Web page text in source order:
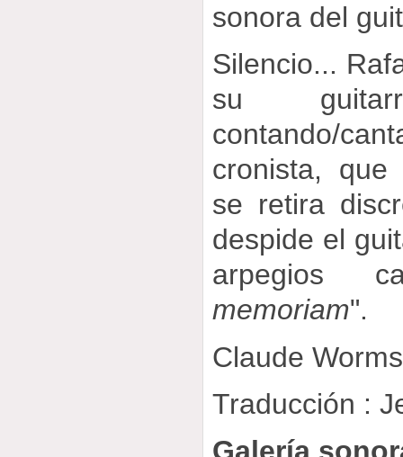
sonora del
Silencio...
su
contando/
cronista, que
se retira
despide el
arpegios
memoriam".
Claude Worms
Traducción :